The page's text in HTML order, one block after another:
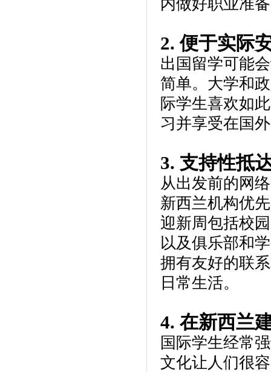
内做好职业准
2. 便于实际
出国留学可能
简单。大学和
际学生喜欢如
习并享受在国
3. 支持性抵
从出发前的网
新西兰机构优
迎新周包括校
以及俱乐部和
拥有友好的联
日常生活。
4. 在新西兰
国际学生经常
文化让人们很